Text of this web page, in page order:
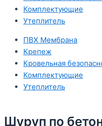
Комплектующие
Утеплитель
ПВХ Мембранa
Крепеж
Кровельная
Комплектующие
Утеплитель
Шуруп по